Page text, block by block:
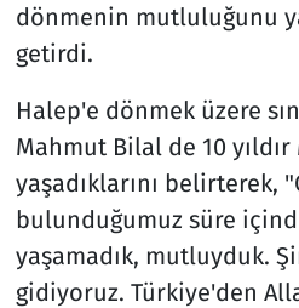
dönmenin mutluluğunu
getirdi.
Halep'e dönmek üzere
Mahmut Bilal de 10
yaşadıklarını belirterek,
bulunduğumuz süre
yaşamadık, mutluyduk.
gidiyoruz. Türkiye'den